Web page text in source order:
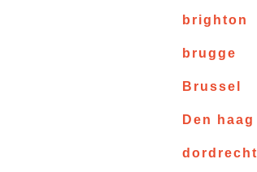
brighton
brugge
Brussel
Den haag
dordrecht